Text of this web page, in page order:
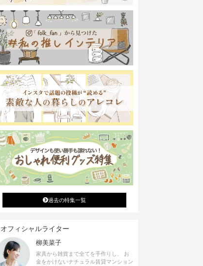
過去の特集一覧
オフィシャルライター
柳美菜子
家具から雑貨まで全てを手作りし、 お
金をかけないナチュラル賃貸マンション